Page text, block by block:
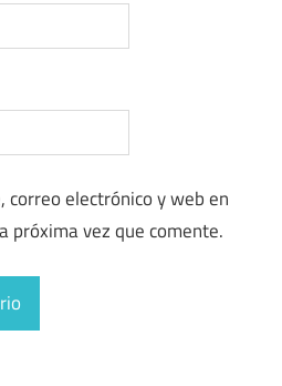
correo electrónico y web en
próxima vez que comente.